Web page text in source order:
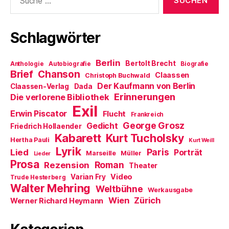
n
nach:
Schlagwörter
Anthologie Autobiografie Berlin Bertolt Brecht Biografie
Brief Chanson Christoph Buchwald Claassen
Claassen-Verlag Dada Der Kaufmann von Berlin
Die verlorene Bibliothek Erinnerungen
Erwin Piscator Exil Flucht Frankreich
Friedrich Hollaender Gedicht George Grosz
Hertha Pauli Kabarett Kurt Tucholsky Kurt Weill
Lied Lieder Lyrik Marseille Müller Paris Porträt
Prosa Rezension Roman Theater
Trude Hesterberg Varian Fry Video
Walter Mehring Weltbühne Werkausgabe
Werner Richard Heymann Wien Zürich